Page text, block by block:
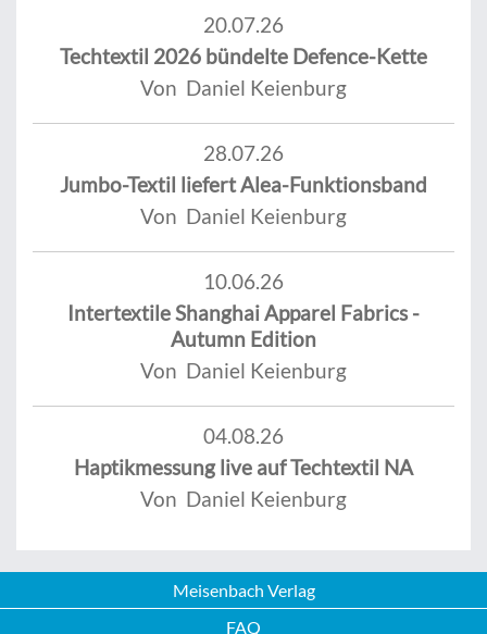
20.07.26
Techtextil 2026 bündelte Defence-Kette
Von Daniel Keienburg
28.07.26
Jumbo-Textil liefert Alea-Funktionsband
Von Daniel Keienburg
10.06.26
Intertextile Shanghai Apparel Fabrics -
Autumn Edition
Von Daniel Keienburg
04.08.26
Haptikmessung live auf Techtextil NA
Von Daniel Keienburg
Meisenbach Verlag
FAQ